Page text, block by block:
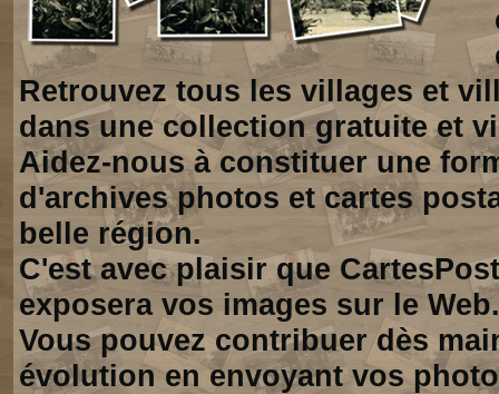
Retrouvez tous les villages et
dans une collection gratuite et
Aidez-nous à constituer une
d'archives photos et cartes
belle région.
C'est avec plaisir que
exposera vos images sur le Web.
Vous pouvez contribuer dès
évolution en envoyant vos